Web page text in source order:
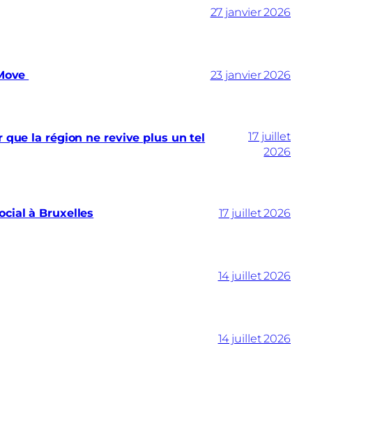
27 janvier 2026
23 janvier 2026
que la région ne revive plus un tel
17 juillet
2026
à Bruxelles 17 juillet 2026
14 juillet 2026
14 juillet 2026